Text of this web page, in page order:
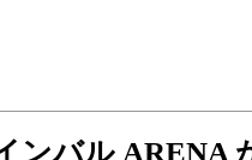
ンバル ARENA